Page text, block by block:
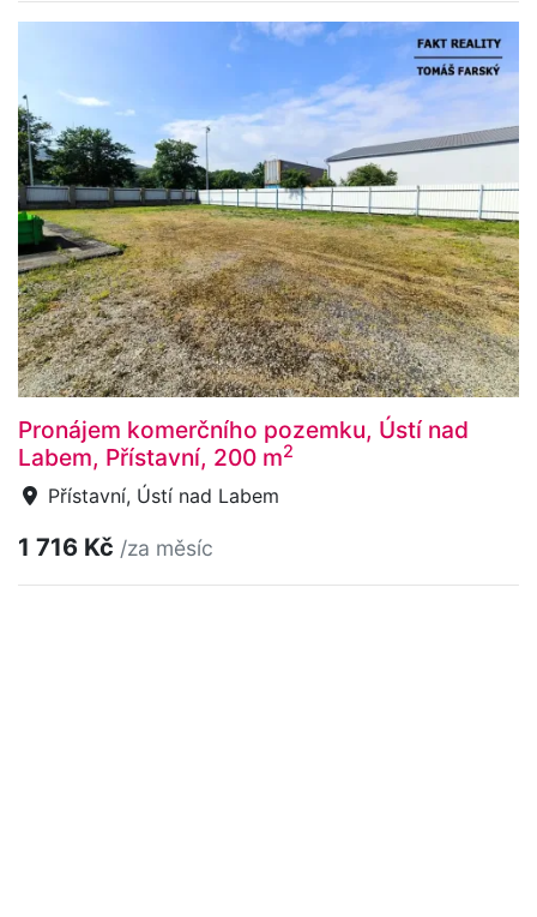
Pronájem komerčního pozemku, Ústí nad
Labem, Přístavní, 200 m2
Přístavní, Ústí nad Labem
1 716 Kč /za měsíc